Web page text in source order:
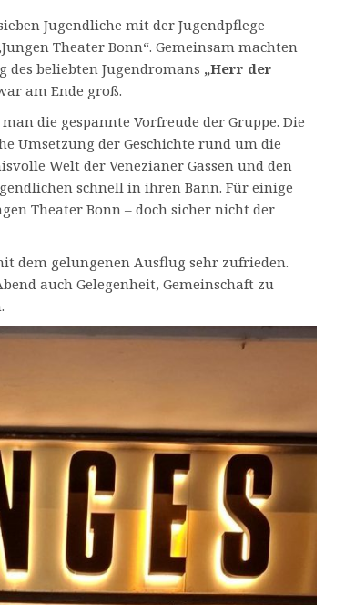
Jugendliche mit der Jugendpflege
Theater Bonn“. Gemeinsam machten
des beliebten Jugendromans „Herr der
am Ende groß.
die gespannte Vorfreude der Gruppe. Die
Umsetzung der Geschichte rund um die
Welt der Venezianer Gassen und den
schnell in ihren Bann. Für einige
Theater Bonn – doch sicher nicht der
dem gelungenen Ausflug sehr zufrieden.
auch Gelegenheit, Gemeinschaft zu